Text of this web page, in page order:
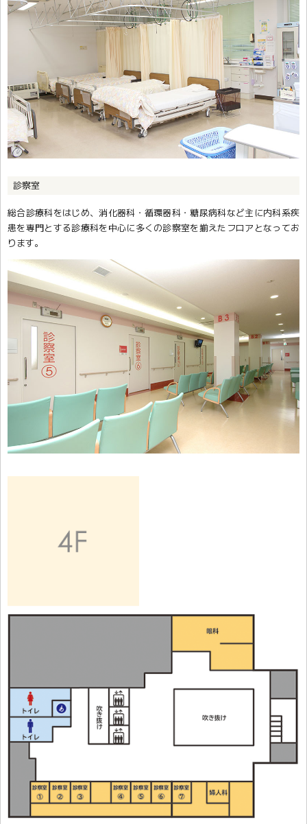
診察室
総合診療科をはじめ、消化器科・循環器科・糖尿病科など主に内科系疾
患を専門とする診療科を中心に多くの診察室を揃えたフロアとなってお
ります。